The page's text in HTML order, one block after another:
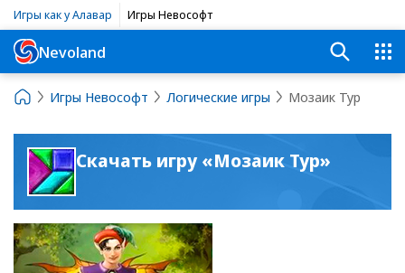
Игры как у Алавар Игры Невософт
Nevoland
Игры Невософт Логические игры Мозаик Тур
Скачать игру «Мозаик Тур»